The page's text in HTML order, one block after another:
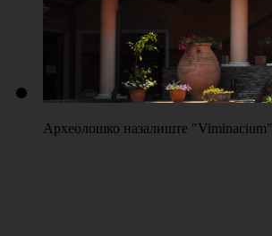
Археолошко назалиште "Viminacium"